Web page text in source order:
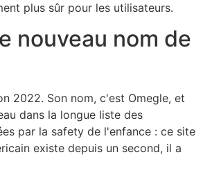
plus sûr pour les utilisateurs.
nouveau nom de
2022. Son nom, c'est Omegle, et
dans la longue liste des
par la safety de l'enfance : ce site
existe depuis un second, il a